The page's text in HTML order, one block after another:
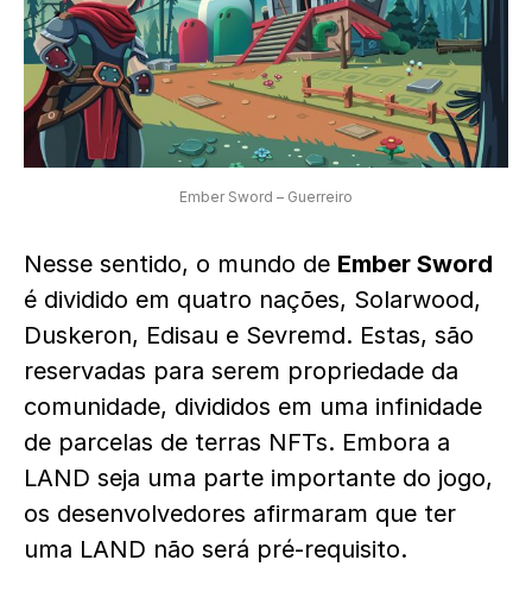
Ember Sword – Guerreiro
Nesse sentido, o mundo de Ember Sword
é dividido em quatro nações, Solarwood,
Duskeron, Edisau e Sevremd. Estas, são
reservadas para serem propriedade da
comunidade, divididos em uma infinidade
de parcelas de terras NFTs. Embora a
LAND seja uma parte importante do jogo,
os desenvolvedores afirmaram que ter
uma LAND não será pré-requisito.